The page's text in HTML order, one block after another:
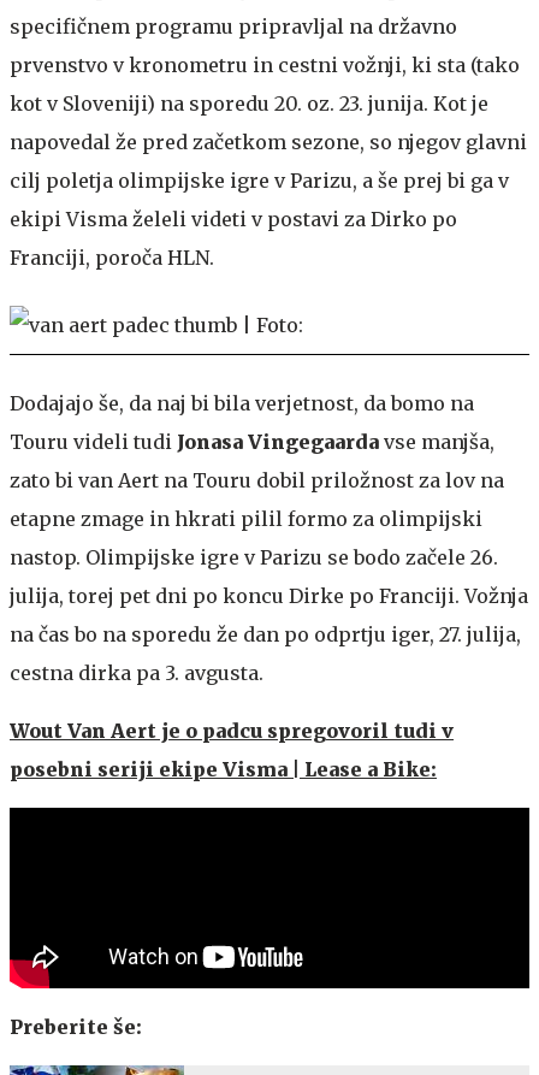
specifičnem programu pripravljal na državno
prvenstvo v kronometru in cestni vožnji, ki sta (tako
kot v Sloveniji) na sporedu 20. oz. 23. junija. Kot je
napovedal že pred začetkom sezone, so njegov glavni
cilj poletja olimpijske igre v Parizu, a še prej bi ga v
ekipi Visma želeli videti v postavi za Dirko po
Franciji, poroča HLN.
Dodajajo še, da naj bi bila verjetnost, da bomo na
Touru videli tudi Jonasa Vingegaarda vse manjša,
zato bi van Aert na Touru dobil priložnost za lov na
etapne zmage in hkrati pilil formo za olimpijski
nastop. Olimpijske igre v Parizu se bodo začele 26.
julija, torej pet dni po koncu Dirke po Franciji. Vožnja
na čas bo na sporedu že dan po odprtju iger, 27. julija,
cestna dirka pa 3. avgusta.
Wout Van Aert je o padcu spregovoril tudi v
posebni seriji ekipe Visma | Lease a Bike:
Preberite še: